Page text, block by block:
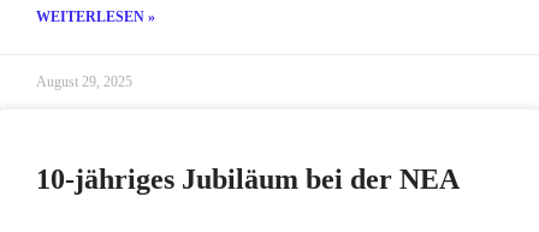
WEITERLESEN »
August 29, 2025
10-jähriges Jubiläum bei der NEA